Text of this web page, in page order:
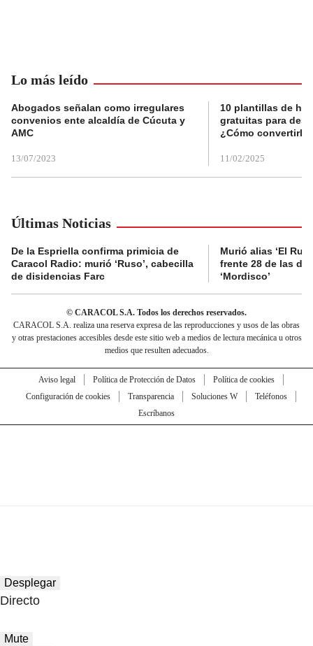
Lo más leído
Abogados señalan como irregulares
convenios ente alcaldía de Cúcuta y
AMC
13/07/2023
10 plantillas de
gratuitas para
¿Cómo convertirla
11/02/2025
Últimas Noticias
De la Espriella confirma primicia de
Caracol Radio: murió ‘Ruso’, cabecilla
de disidencias Farc
Murió alias ‘El
frente 28 de las
‘Mordisco’
© CARACOL S.A. Todos los derechos reservados.
CARACOL S.A. realiza una reserva expresa de las reproducciones y usos de las obras
y otras prestaciones accesibles desde este sitio web a medios de lectura mecánica u otros
medios que resulten adecuados.
Aviso legal Política de Protección de Datos
Política de cookies
Configuración de cookies
Transparencia Soluciones W
Teléfonos
Escríbanos
Desplegar
Directo
Mute